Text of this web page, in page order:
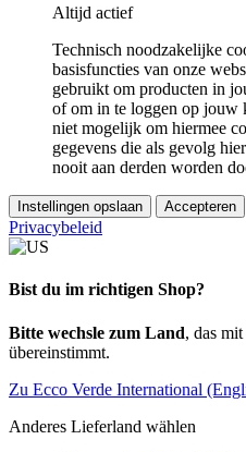
Altijd actief
Technisch noodzakelijke
basisfuncties van onze
gebruikt om producten in
of om in te loggen op jouw
niet mogelijk om hiermee
gegevens die als gevolg
nooit aan derden worden
Instellingen opslaan Accepteren
Privacybeleid
Bist du im richtigen Shop?
Bitte wechsle zum Land, das
übereinstimmt.
Zu Ecco Verde International
Anderes Lieferland wählen